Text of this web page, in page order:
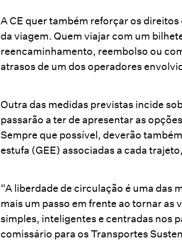
A CE quer também reforçar os
da viagem. Quem viajar com um
reencaminhamento, reembolso ou
atrasos de um dos operadores
Outra das medidas previstas incide
passarão a ter de apresentar as
Sempre que possível, deverão
estufa (GEE) associadas a cada
“A liberdade de circulação é uma das
mais um passo em frente ao tornar as
simples, inteligentes e centradas nos
comissário para os Transportes